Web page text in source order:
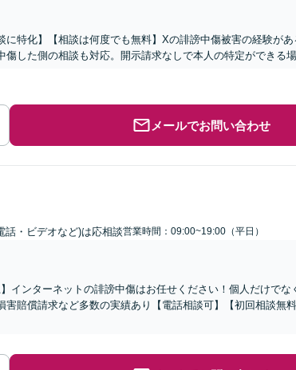
に特化】【相談は何度でも無料】Xの誹謗中傷被害の経験が
した側の相談も対応。開示請求なしで本人の特定ができる場
メールでお問い合わせ
話・ビデオなど)は応相談営業時間：09:00~19:00（平日）
インターネットの誹謗中傷はお任せください！個人だけでな
賠償請求など多数の実績あり【電話相談可】【初回相談無